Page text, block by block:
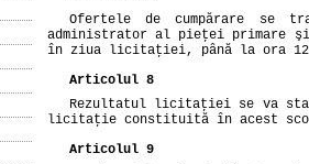
Ofertele de cumpărare se
administrator al pieţei primare
în ziua licitaţiei, până la ora
Articolul 8
Rezultatul licitaţiei se va
licitaţie constituită în acest
Articolul 9